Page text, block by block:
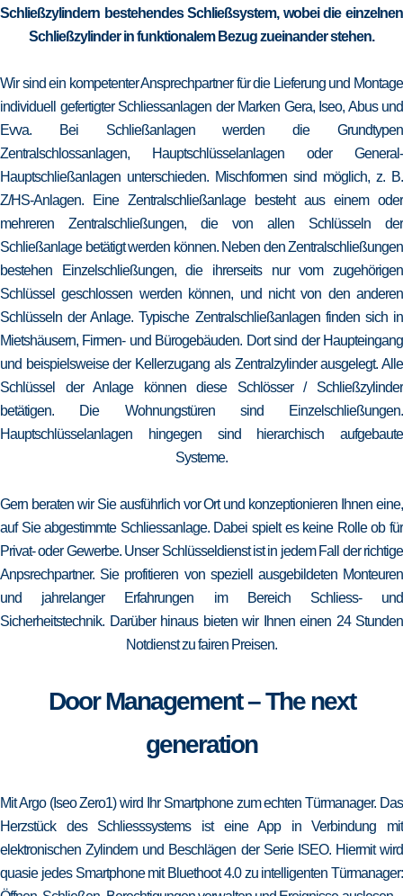
Schließzylindern bestehendes Schließsystem, wobei die einzelnen
Schließzylinder in funktionalem Bezug zueinander stehen.
Wir sind ein kompetenter Ansprechpartner für die Lieferung und Montage
individuell gefertigter Schliessanlagen der Marken Gera, Iseo, Abus und
Evva. Bei Schließanlagen werden die Grundtypen
Zentralschlossanlagen, Hauptschlüsselanlagen oder General-
Hauptschließanlagen unterschieden. Mischformen sind möglich, z. B.
Z/HS-Anlagen. Eine Zentralschließanlage besteht aus einem oder
mehreren Zentralschließungen, die von allen Schlüsseln der
Schließanlage betätigt werden können. Neben den Zentralschließungen
bestehen Einzelschließungen, die ihrerseits nur vom zugehörigen
Schlüssel geschlossen werden können, und nicht von den anderen
Schlüsseln der Anlage. Typische Zentralschließanlagen finden sich in
Mietshäusern, Firmen- und Bürogebäuden. Dort sind der Haupteingang
und beispielsweise der Kellerzugang als Zentralzylinder ausgelegt. Alle
Schlüssel der Anlage können diese Schlösser / Schließzylinder
betätigen. Die Wohnungstüren sind Einzelschließungen.
Hauptschlüsselanlagen hingegen sind hierarchisch aufgebaute
Systeme.
Gern beraten wir Sie ausführlich vor Ort und konzeptionieren Ihnen eine,
auf Sie abgestimmte Schliessanlage. Dabei spielt es keine Rolle ob für
Privat- oder Gewerbe. Unser Schlüsseldienst ist in jedem Fall der richtige
Anpsrechpartner. Sie profitieren von speziell ausgebildeten Monteuren
und jahrelanger Erfahrungen im Bereich Schliess- und
Sicherheitstechnik. Darüber hinaus bieten wir Ihnen einen 24 Stunden
Notdienst zu fairen Preisen.
Door Management – The next
generation
Mit Argo (Iseo Zero1) wird Ihr Smartphone zum echten Türmanager. Das
Herzstück des Schliesssystems ist eine App in Verbindung mit
elektronischen Zylindern und Beschlägen der Serie ISEO. Hiermit wird
quasie jedes Smartphone mit Bluethoot 4.0 zu intelligenten Türmanager: